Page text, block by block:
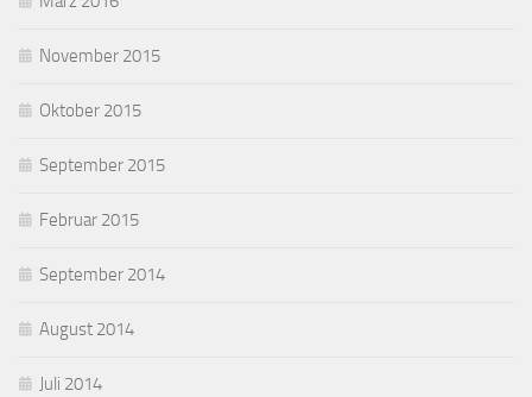
November 2015
Oktober 2015
September 2015
Februar 2015
September 2014
August 2014
Juli 2014